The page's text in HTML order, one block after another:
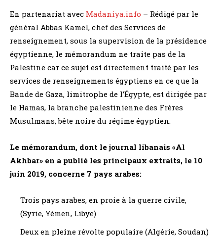
En partenariat avec Madaniya.info – Rédigé par le
général Abbas Kamel, chef des Services de
renseignement, sous la supervision de la présidence
égyptienne, le mémorandum ne traite pas de la
Palestine car ce sujet est directement traité par les
services de renseignements égyptiens en ce que la
Bande de Gaza, limitrophe de l’Égypte, est dirigée par
le Hamas, la branche palestinienne des Frères
Musulmans, bête noire du régime égyptien.
Le mémorandum, dont le journal libanais «Al
Akhbar» en a publié les principaux extraits, le 10
juin 2019, concerne 7 pays arabes:
Trois pays arabes, en proie à la guerre civile,
(Syrie, Yémen, Libye)
Deux en pleine révolte populaire (Algérie, Soudan)